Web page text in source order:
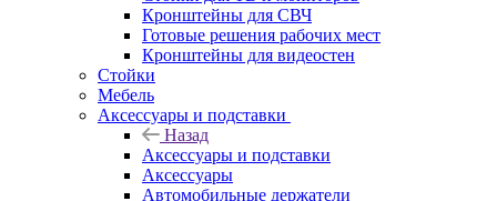
Кронштейны для СВЧ
Готовые решения рабочих мест
Кронштейны для видеостен
Стойки
Мебель
Аксессуары и подставки
Назад
Аксессуары и подставки
Аксессуары
Автомобильные держатели